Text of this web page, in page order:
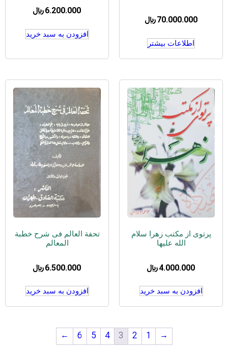
70.000.000 ﷼
اطلاعات بیشتر
6.200.000 ﷼
افزودن به سبد خرید
پرتوی از مکتب زهرا سلام
الله علیها
4.000.000 ﷼
افزودن به سبد خرید
تحفة العالم فی شرح خطبة
المعالم
6.500.000 ﷼
افزودن به سبد خرید
→
1
2
3
4
5
6
←